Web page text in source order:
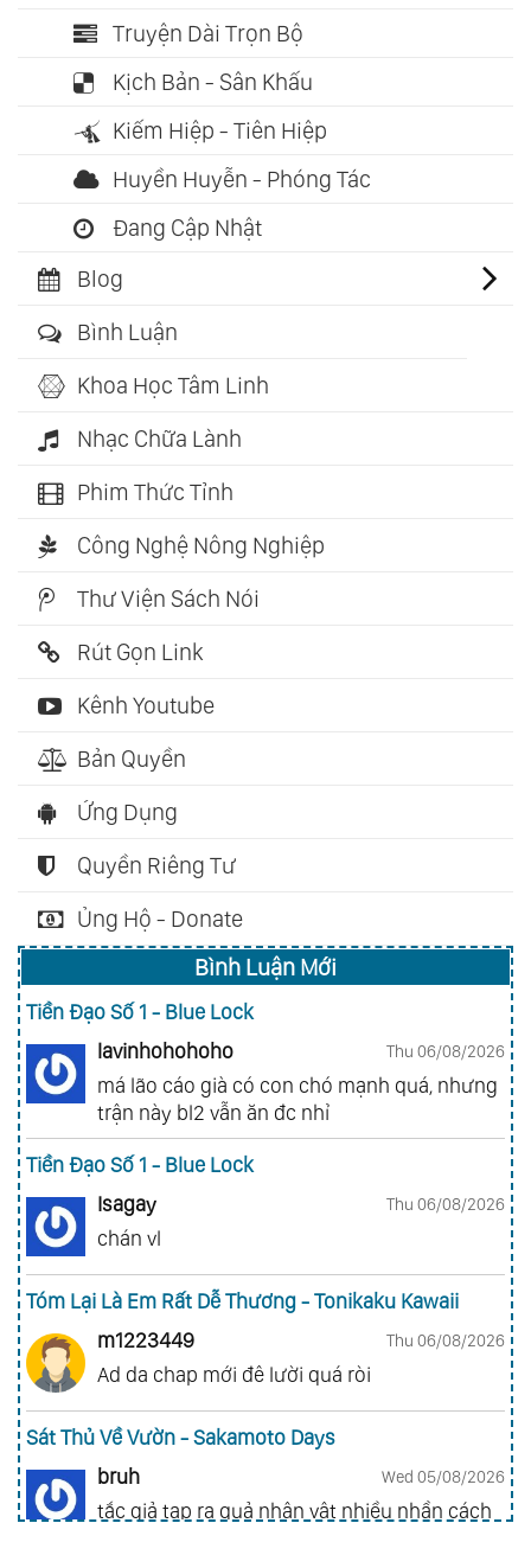
Truyện Dài Trọn Bộ
Kịch Bản - Sân Khấu
Kiếm Hiệp - Tiên Hiệp
Huyền Huyễn - Phóng Tác
Đang Cập Nhật
Blog
Bình Luận
Khoa Học Tâm Linh
Nhạc Chữa Lành
Phim Thức Tỉnh
Công Nghệ Nông Nghiệp
Thư Viện Sách Nói
Rút Gọn Link
Kênh Youtube
Bản Quyền
Ứng Dụng
Quyền Riêng Tư
Ủng Hộ - Donate
Bình Luận Mới
Tiền Đạo Số 1 - Blue Lock
lavinhohohoho
Thu 06/08/2026
má lão cáo già có con chó mạnh quá, nhưng
trận này bl2 vẫn ăn đc nhỉ
Tiền Đạo Số 1 - Blue Lock
Isagay
Thu 06/08/2026
chán vl
Tóm Lại Là Em Rất Dễ Thương - Tonikaku Kawaii
m1223449
Thu 06/08/2026
Ad da chap mới đê lười quá ròi
Sát Thủ Về Vườn - Sakamoto Days
bruh
Wed 05/08/2026
tắc giả tạp ra quả nhân vật nhiều nhần cách